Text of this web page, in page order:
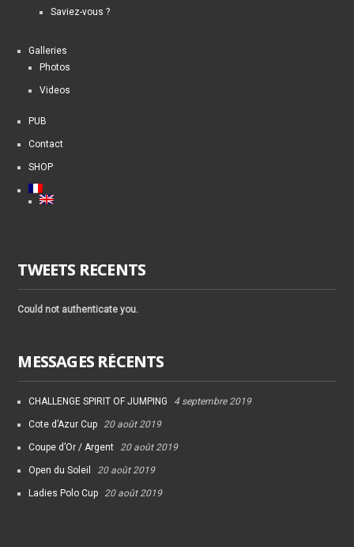
Saviez-vous ?
Galleries
Photos
Videos
PUB
Contact
SHOP
TWEETS RECENTS
Could not authenticate you.
MESSAGES RÉCENTS
CHALLENGE SPIRIT OF JUMPING 4 septembre 2019
Cote d’Azur Cup 20 août 2019
Coupe d’Or / Argent 20 août 2019
Open du Soleil 20 août 2019
Ladies Polo Cup 20 août 2019